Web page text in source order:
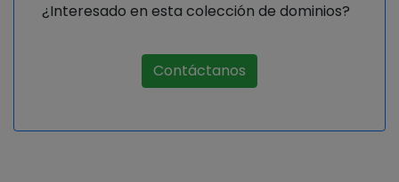
¿Interesado en esta colección de dominios?
Contáctanos